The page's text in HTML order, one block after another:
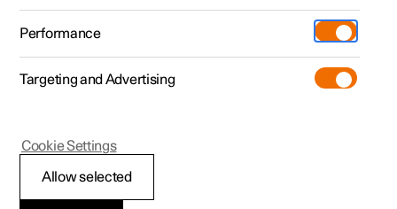
Pre-owned
Shop
Mere
Udforsk Polestar 2
Kampagner
Nye lagerbiler
Prøvetur
Nye lagerbiler
Udforsk Polestar 4
Kampagner
Nye lagerbiler
Pre-owned-programmet
Pre-owned Polestar 2
Pre-owned
Prøvetur
Extras tilbehør
(Åbner i et nyt vindue)
Experiences
Firmabil
Servicelokationer
Ejerskab
Opladning
Om Polestar
Bæredygtighed
Displays og knapper ved
Performance
Targeting and Advertising
Allow selected
Cookie Settings